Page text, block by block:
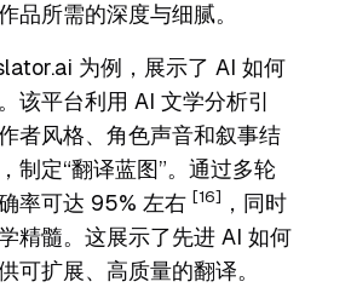
品所需的深度与细腻。
为例，展示了 AI 如何
该平台利用 AI 文学分析引
者风格、角色声音和叙事结
制定“翻译蓝图”。通过多轮
率可达 95% 左右 [16]
，同时
精髓。这展示了先进 AI 如何
可扩展、高质量的翻译。